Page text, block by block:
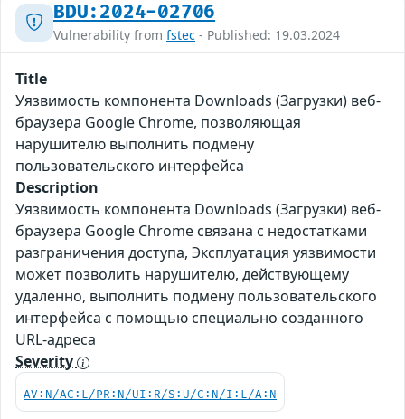
BDU:2024-02706
Vulnerability from fstec - Published: 19.03.2024
Title
Уязвимость компонента Downloads (Загрузки) веб-
браузера Google Chrome, позволяющая
нарушителю выполнить подмену
пользовательского интерфейса
Description
Уязвимость компонента Downloads (Загрузки) веб-
браузера Google Chrome связана с недостатками
разграничения доступа, Эксплуатация уязвимости
может позволить нарушителю, действующему
удаленно, выполнить подмену пользовательского
интерфейса с помощью специально созданного
URL-адреса
Severity
AV:N/AC:L/PR:N/UI:R/S:U/C:N/I:L/A:N